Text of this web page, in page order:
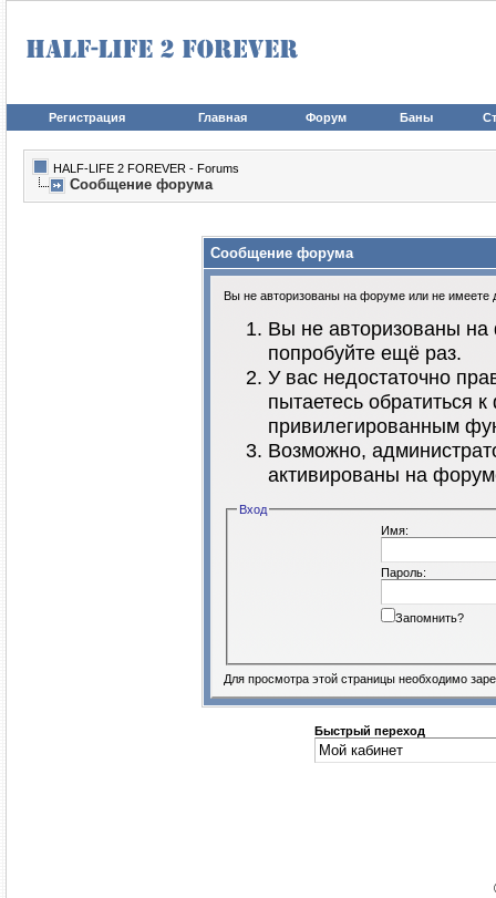
Регистрация Главная Форум Баны
HALF-LIFE 2 FOREVER - Forums
Сообщение форума
Сообщение форума
Вы не авторизованы на форуме или не имеете
Вы не авторизованы
попробуйте ещё раз.
У вас недостаточно
пытаетесь обратиться
привилегированным
Возможно,
активированы на
Вход
Имя:
Пароль:
Запомнить?
Для просмотра этой страницы необходимо
Быстрый переход